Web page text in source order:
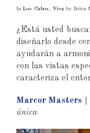
In Los Cabos , Vivaby Belen
¿Está usted
diseñarlo desde
ayudarán a
con las vistas
caracteriza el
Marcor Masters
única